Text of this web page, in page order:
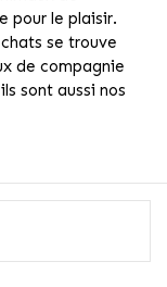
pour le plaisir.
se trouve
de compagnie
sont aussi nos